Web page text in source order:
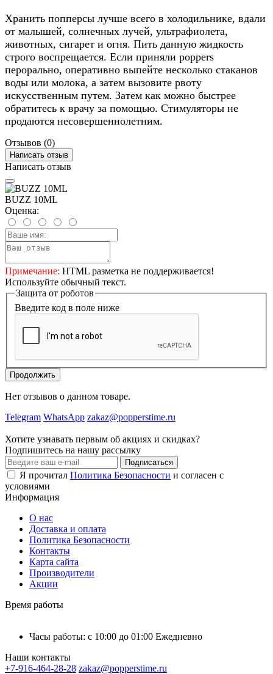
Хранить попперсы лучше всего в холодильнике, вдали
от малышей, солнечных лучей, ультрафиолета,
животных, сигарет и огня. Пить данную жидкость
строго воспрещается. Если приняли poppers
перорально, оперативно выпейте несколько стаканов
воды или молока, а затем вызовите рвоту
искусственным путем. Затем как можно быстрее
обратитесь к врачу за помощью. Стимуляторы не
продаются несовершеннолетним.
Отзывов (0)
Написать отзыв
Написать отзыв
BUZZ 10ML
Оценка:
Примечание: HTML разметка не поддерживается!
Используйте обычный текст.
Защита от роботов
Введите код в поле ниже
Продолжить
Нет отзывов о данном товаре.
Telegram WhatsApp zakaz@popperstime.ru
Хотите узнавать первым об акциях и скидках?
Подпишитесь на нашу рассылку
Подписаться
Я прочитал Политика Безопасности и согласен с
условиями
Информация
О нас
Доставка и оплата
Политика Безопасности
Контакты
Карта сайта
Производители
Акции
Время работы
Часы работы: с 10:00 до 01:00 Ежедневно
Наши контакты
+7-916-464-28-28 zakaz@popperstime.ru